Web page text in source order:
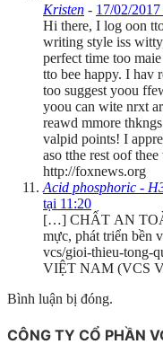
Kristen - 17/02/2017
Hi there, I log oon
writing style iss
perfect time too
tto bee happy. I hav
too suggest yoou
yoou can wite nrxt
reawd mmore
valpid points! I
aso tthe rest oof
http://foxnews.org
Acid phosphoric -
tại 11:20
[…] CHẤT AN
mực, phát triển bền
vcs/gioi-thieu-tong-
VIỆT NAM (VCS
Bình luận bị đóng.
CÔNG TY CỔ PHẦN